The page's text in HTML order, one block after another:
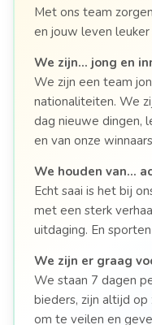
Met ons team
en jouw leven
We zijn… jong en
We zijn een team
nationaliteiten. We
dag nieuwe dingen,
en van onze
We houden van…
Echt saai is het bij
met een sterk
uitdaging. En
We zijn er graag
We staan 7 dagen
bieders, zijn altijd op
om te veilen en